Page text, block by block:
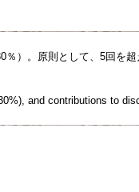
）。原則として、5回を
and contributions to